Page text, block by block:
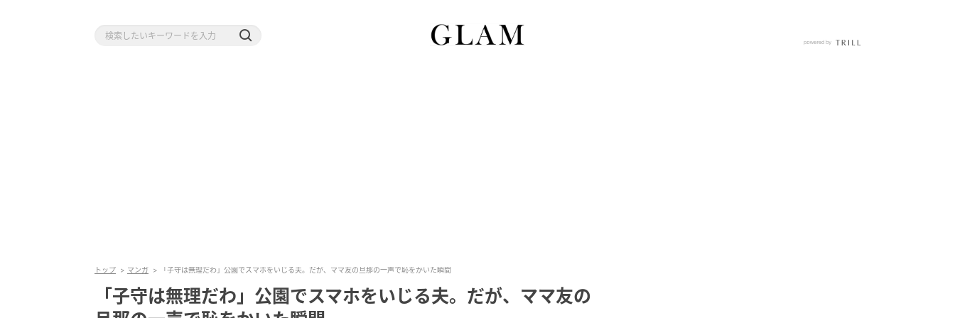
トップ マンガ 「子守は無理だわ」公園でスマホをいじる夫。だが、ママ友の旦那の一声で恥をかいた瞬間
「子守は無理だわ」公園でスマホをいじる夫。だが、ママ友の